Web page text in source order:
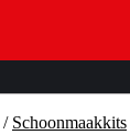
/ Schoonmaakkits